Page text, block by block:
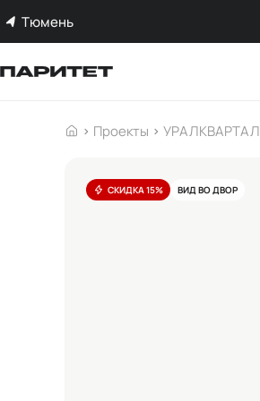
Тюмень
Проекты УРАЛКВАРТАЛ
СКИДКА 15% ВИД ВО ДВОР